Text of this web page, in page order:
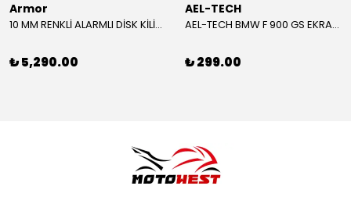
Armor
10 MM RENKLİ ALARMLI DİSK KİLİDİ YENİ VERSİYON
₺ 5,290.00
AEL-TECH
AEL-TECH BMW F 900 GS EKRAN/GÖSTERGE KORUYUCU 2024-2025
₺ 299.00